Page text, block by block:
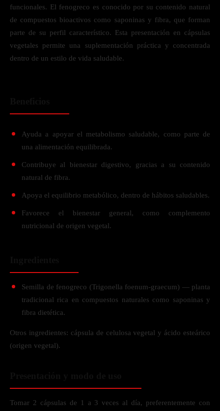
funcionales. El fenogreco es conocido por su contenido natural
de compuestos bioactivos como saponinas y fibra, que forman
parte de su perfil característico. Esta presentación en cápsulas
vegetales permite una suplementación práctica y concentrada
dentro de un estilo de vida saludable.
Ayuda a apoyar el metabolismo saludable, como parte de
una alimentación equilibrada.
Contribuye al bienestar digestivo, gracias a su contenido
natural de fibra.
Apoya el equilibrio metabólico, dentro de hábitos saludables.
Favorece el bienestar general, como complemento
nutricional de origen vegetal.
Semilla de fenogreco (Trigonella foenum-graecum) — planta
tradicional rica en compuestos naturales como saponinas y
fibra dietética.
Otros ingredientes: cápsula de celulosa vegetal y ácido esteárico
(origen vegetal).
Tomar 2 cápsulas de 1 a 3 veces al día, preferentemente con